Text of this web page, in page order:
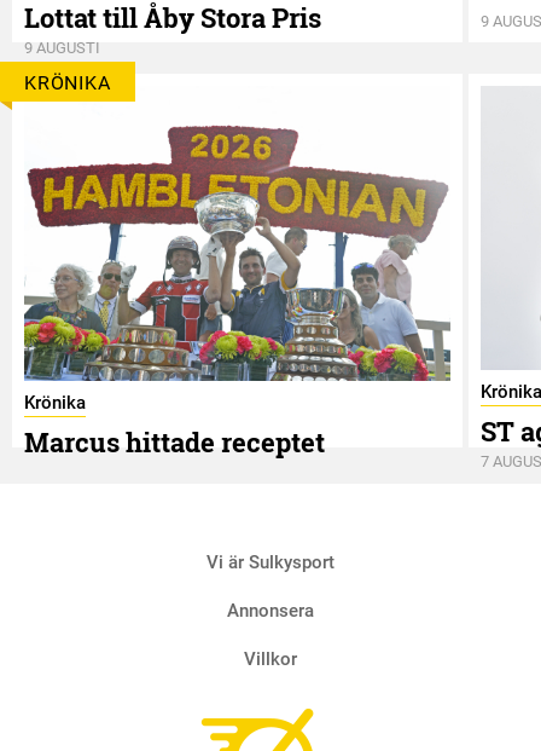
Lottat till Åby Stora Pris
9 AUGUSTI
9
KRÖNIKA
Krönika
Marcus hittade receptet
Krönika
ST
7
Vi är Sulkysport
Annonsera
Villkor